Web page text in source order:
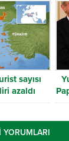
sayısı
azaldı
YORUMLARI